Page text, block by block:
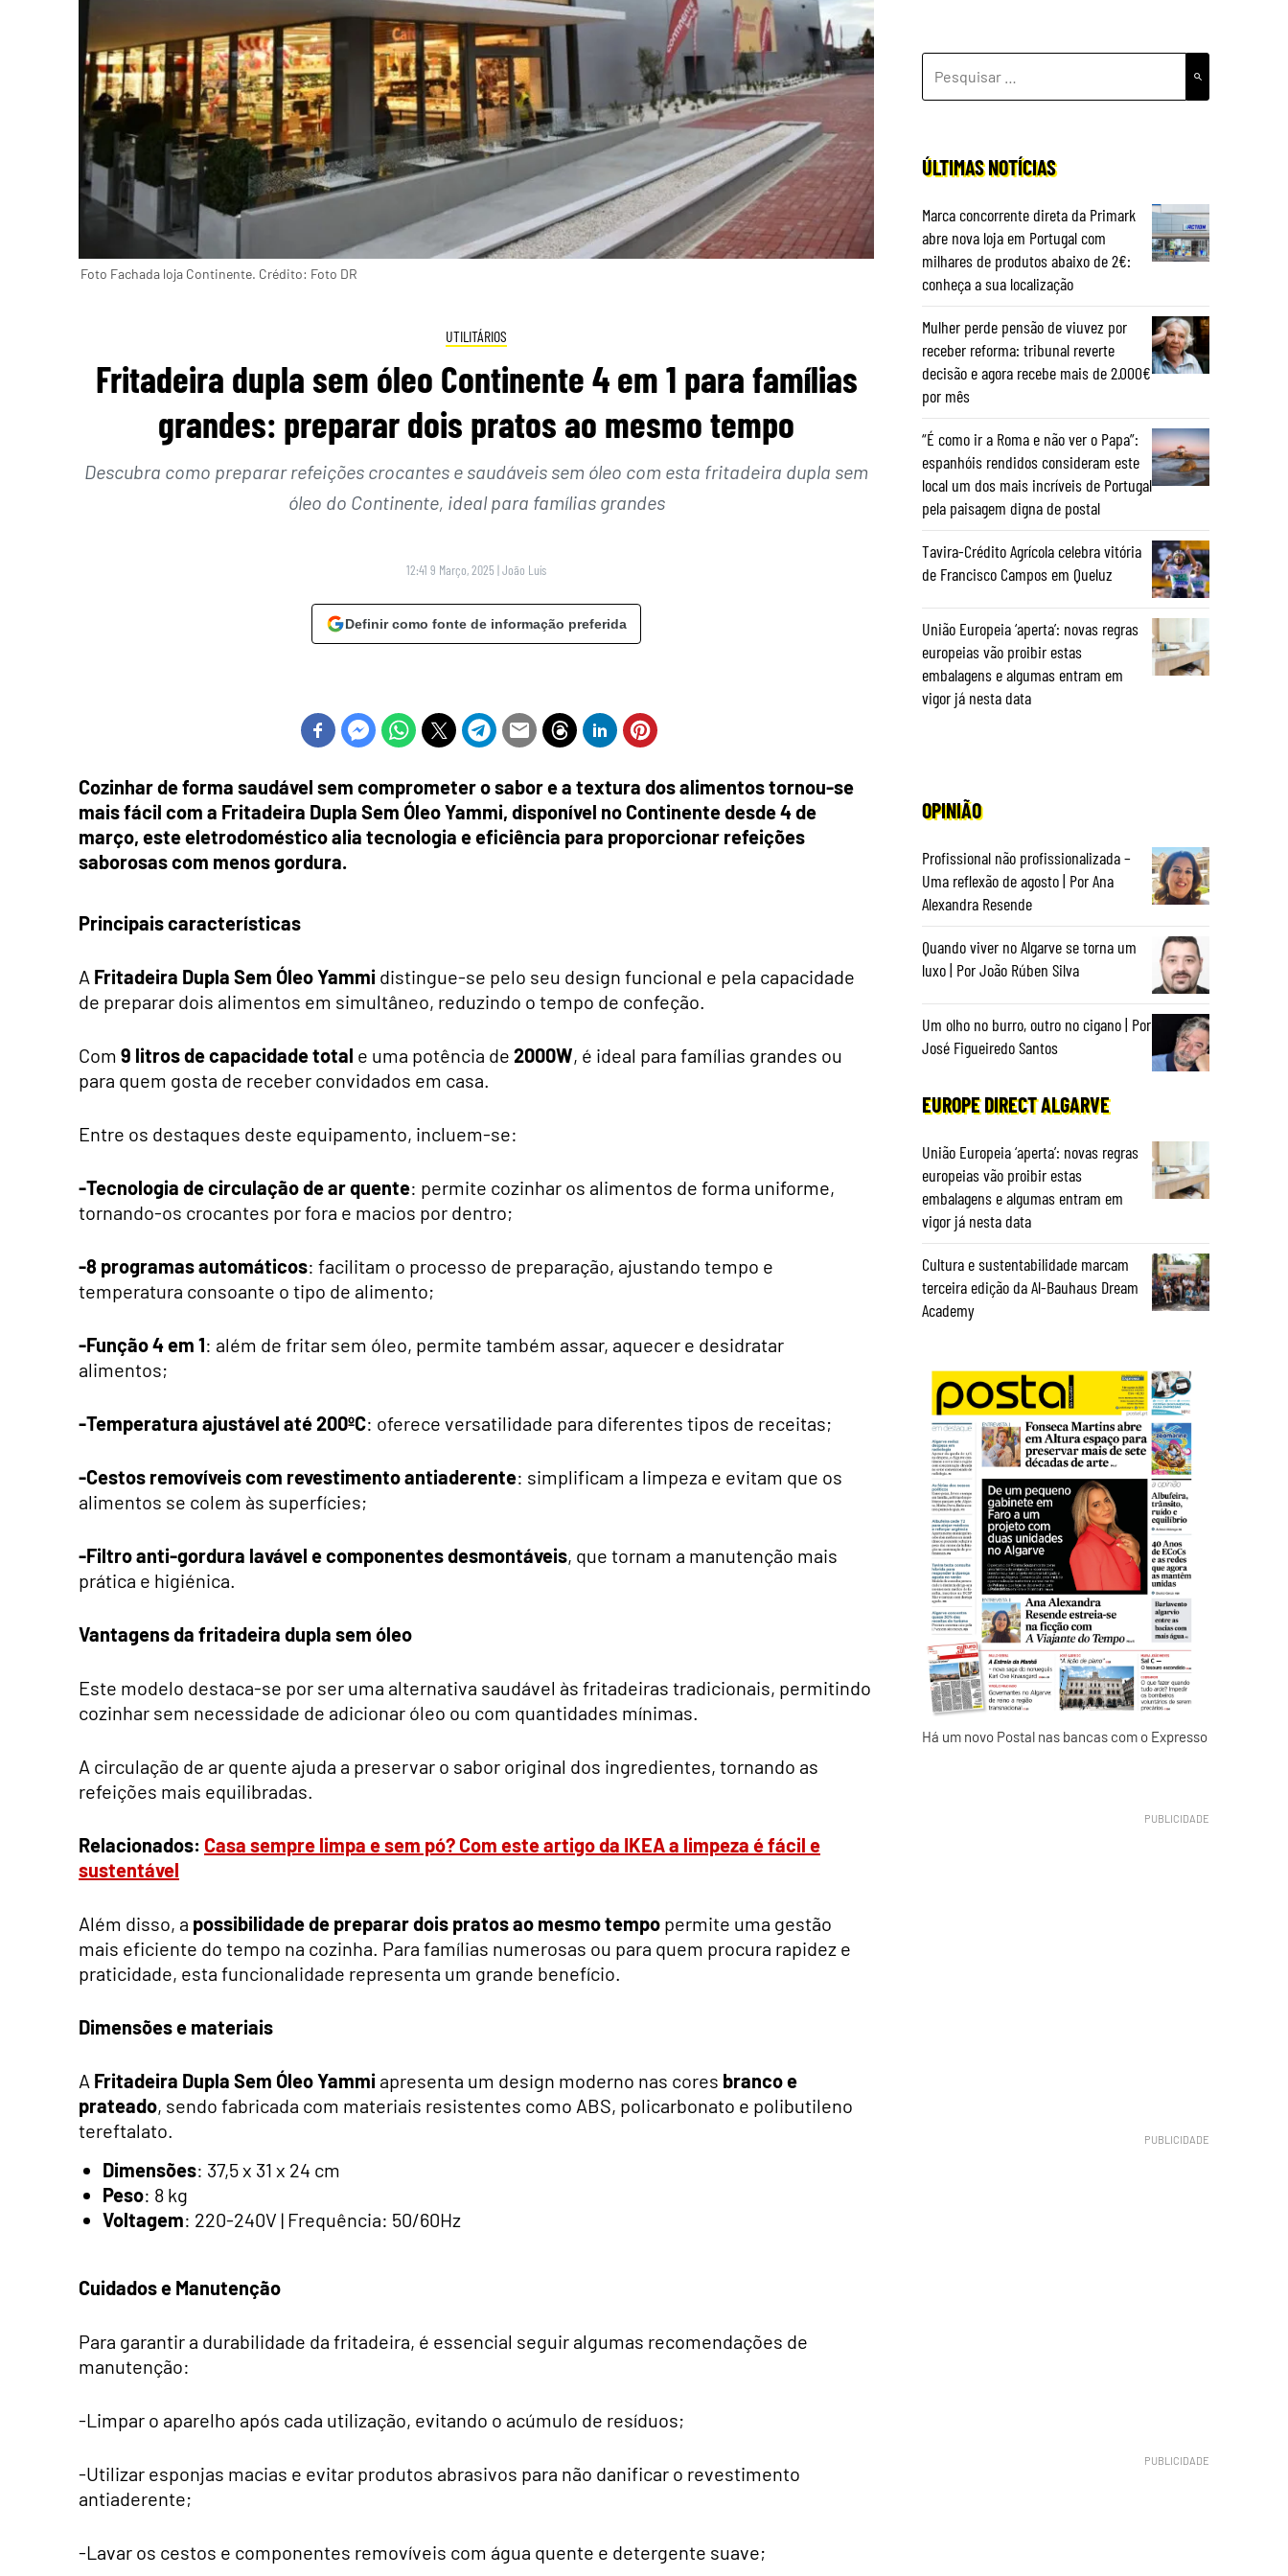
Foto Fachada loja Continente. Crédito: Foto DR
UTILITÁRIOS
Fritadeira dupla sem óleo Continente 4 em 1 para famílias
grandes: preparar dois pratos ao mesmo tempo
Descubra como preparar refeições crocantes e saudáveis sem óleo com esta fritadeira dupla sem
óleo do Continente, ideal para famílias grandes
12:41 9 Março, 2025 |João Luís
Definir como fonte de informação preferida
Cozinhar de forma saudável sem comprometer o sabor e a textura dos alimentos tornou-se
mais fácil com a Fritadeira Dupla Sem Óleo Yammi, disponível no Continente desde 4 de
março, este eletrodoméstico alia tecnologia e eficiência para proporcionar refeições
saborosas com menos gordura.
Principais características
A Fritadeira Dupla Sem Óleo Yammi distingue-se pelo seu design funcional e pela capacidade
de preparar dois alimentos em simultâneo, reduzindo o tempo de confeção.
Com 9 litros de capacidade total e uma potência de 2000W, é ideal para famílias grandes ou
para quem gosta de receber convidados em casa.
Entre os destaques deste equipamento, incluem-se:
-Tecnologia de circulação de ar quente: permite cozinhar os alimentos de forma uniforme,
tornando-os crocantes por fora e macios por dentro;
-8 programas automáticos: facilitam o processo de preparação, ajustando tempo e
temperatura consoante o tipo de alimento;
-Função 4 em 1: além de fritar sem óleo, permite também assar, aquecer e desidratar
alimentos;
-Temperatura ajustável até 200ºC: oferece versatilidade para diferentes tipos de receitas;
-Cestos removíveis com revestimento antiaderente: simplificam a limpeza e evitam que os
alimentos se colem às superfícies;
-Filtro anti-gordura lavável e componentes desmontáveis, que tornam a manutenção mais
prática e higiénica.
Vantagens da fritadeira dupla sem óleo
Este modelo destaca-se por ser uma alternativa saudável às fritadeiras tradicionais, permitindo
cozinhar sem necessidade de adicionar óleo ou com quantidades mínimas.
A circulação de ar quente ajuda a preservar o sabor original dos ingredientes, tornando as
refeições mais equilibradas.
Relacionados: Casa sempre limpa e sem pó? Com este artigo da IKEA a limpeza é fácil e
sustentável
Além disso, a possibilidade de preparar dois pratos ao mesmo tempo permite uma gestão
mais eficiente do tempo na cozinha. Para famílias numerosas ou para quem procura rapidez e
praticidade, esta funcionalidade representa um grande benefício.
Dimensões e materiais
A Fritadeira Dupla Sem Óleo Yammi apresenta um design moderno nas cores branco e
prateado, sendo fabricada com materiais resistentes como ABS, policarbonato e polibutileno
tereftalato.
Dimensões: 37,5 x 31 x 24 cm
Peso: 8 kg
Voltagem: 220-240V | Frequência: 50/60Hz
Cuidados e Manutenção
Para garantir a durabilidade da fritadeira, é essencial seguir algumas recomendações de
manutenção:
-Limpar o aparelho após cada utilização, evitando o acúmulo de resíduos;
-Utilizar esponjas macias e evitar produtos abrasivos para não danificar o revestimento
antiaderente;
-Lavar os cestos e componentes removíveis com água quente e detergente suave;
POR:
ÚLTIMAS NOTÍCIAS
Marca concorrente direta da Primark
abre nova loja em Portugal com
milhares de produtos abaixo de 2€:
conheça a sua localização
Mulher perde pensão de viuvez por
receber reforma: tribunal reverte
decisão e agora recebe mais de 2.000€
por mês
“É como ir a Roma e não ver o Papa”:
espanhóis rendidos consideram este
local um dos mais incríveis de Portugal
pela paisagem digna de postal
Tavira-Crédito Agrícola celebra vitória
de Francisco Campos em Queluz
União Europeia ‘aperta’: novas regras
europeias vão proibir estas
embalagens e algumas entram em
vigor já nesta data
OPINIÃO
Profissional não profissionalizada –
Uma reflexão de agosto | Por Ana
Alexandra Resende
Quando viver no Algarve se torna um
luxo | Por João Rúben Silva
Um olho no burro, outro no cigano | Por
José Figueiredo Santos
EUROPE DIRECT ALGARVE
União Europeia ‘aperta’: novas regras
europeias vão proibir estas
embalagens e algumas entram em
vigor já nesta data
Cultura e sustentabilidade marcam
terceira edição da Al-Bauhaus Dream
Academy
Há um novo Postal nas bancas com o Expresso